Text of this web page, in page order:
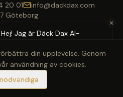
20 01
info@dackdax.com
Göteborg
rättigheter förbehållna.
SwishVisaMastercard
✕
Hej! Jag är Däck Dax AI-
med pris eller bokning?
din upplevelse. Genom
användning av cookies.